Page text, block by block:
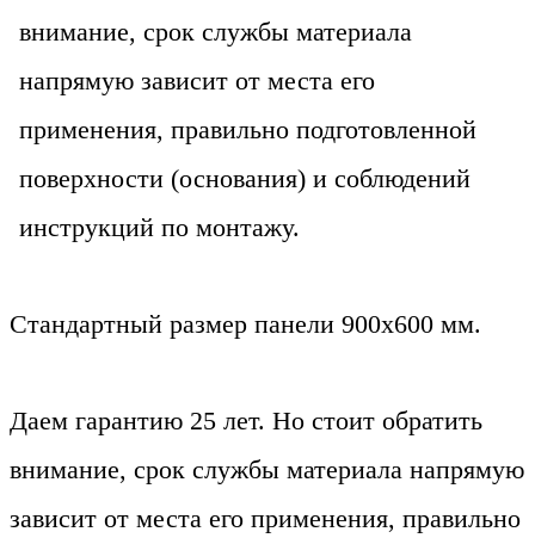
внимание, срок службы материала
напрямую зависит от места его
применения, правильно подготовленной
поверхности (основания) и соблюдений
инструкций по монтажу.
Стандартный размер панели 900х600 мм.
Даем гарантию 25 лет. Но стоит обратить
внимание, срок службы материала напрямую
зависит от места его применения, правильно